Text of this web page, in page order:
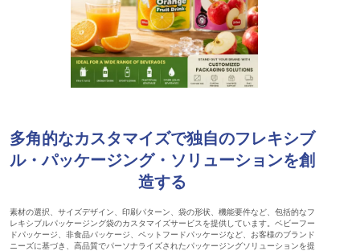
多角的なカスタマイズで独自のフレキシブ
ル・パッケージング・ソリューションを創
造する
素材の選択、サイズデザイン、印刷パターン、袋の形状、機能要件など、包括的なフ
レキシブルパッケージング袋のカスタマイズサービスを提供しています。ベビーフー
ドパッケージ、非食品パッケージ、ペットフードパッケージなど、お客様のブランド
ニーズに基づき、高品質でパーソナライズされたパッケージングソリューションを提